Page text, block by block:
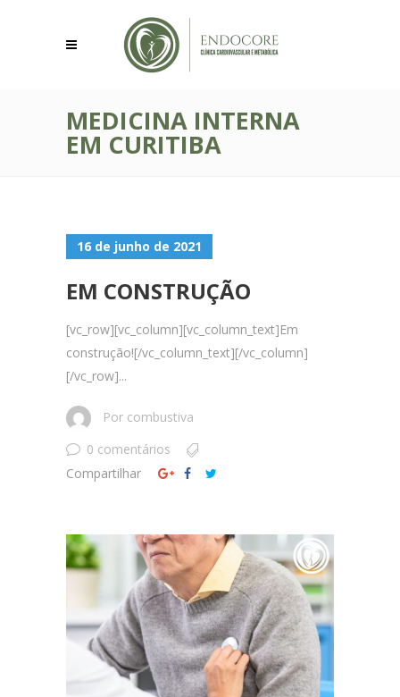
MEDICINA INTERNA
EM CURITIBA
16 de junho de 2021
EM CONSTRUÇÃO
[vc_row][vc_column][vc_column_text]Em
construção![/vc_column_text][/vc_column]
[/vc_row]...
Por combustiva
0 comentários
Compartilhar